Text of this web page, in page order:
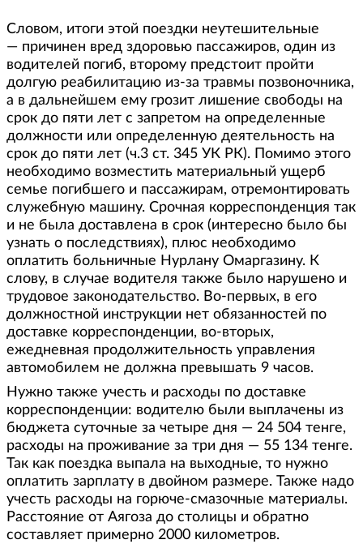
Словом, итоги этой поездки неутешительные
— причинен вред здоровью пассажиров, один из
водителей погиб, второму предстоит пройти
долгую реабилитацию из-за травмы позвоночника,
а в дальнейшем ему грозит лишение свободы на
срок до пяти лет с запретом на определенные
должности или определенную деятельность на
срок до пяти лет (ч.3 ст. 345 УК РК). Помимо этого
необходимо возместить материальный ущерб
семье погибшего и пассажирам, отремонтировать
служебную машину. Срочная корреспонденция так
и не была доставлена в срок (интересно было бы
узнать о последствиях), плюс необходимо
оплатить больничные Нурлану Омаргазину. К
слову, в случае водителя также было нарушено и
трудовое законодательство. Во-первых, в его
должностной инструкции нет обязанностей по
доставке корреспонденции, во-вторых,
ежедневная продолжительность управления
автомобилем не должна превышать 9 часов.
Нужно также учесть и расходы по доставке
корреспонденции: водителю были выплачены из
бюджета суточные за четыре дня — 24 504 тенге,
расходы на проживание за три дня — 55 134 тенге.
Так как поездка выпала на выходные, то нужно
оплатить зарплату в двойном размере. Также надо
учесть расходы на горюче-смазочные материалы.
Расстояние от Аягоза до столицы и обратно
составляет примерно 2000 километров.